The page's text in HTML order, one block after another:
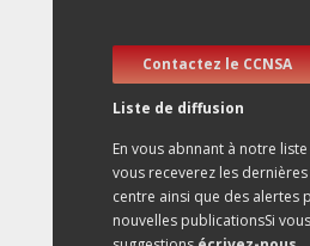
Contactez le CCNSA
Liste de diffusion
En vous abnnant à notre
vous receverez les
centre ainsi que des alertes
nouvelles publicationsSi